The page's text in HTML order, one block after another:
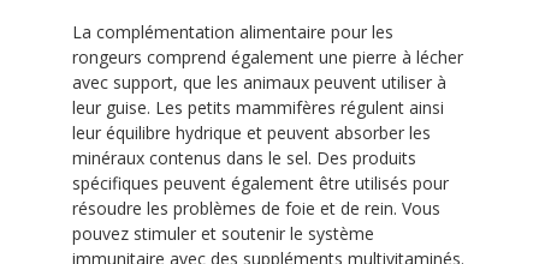
La complémentation alimentaire pour les
rongeurs comprend également une pierre à lécher
avec support, que les animaux peuvent utiliser à
leur guise. Les petits mammifères régulent ainsi
leur équilibre hydrique et peuvent absorber les
minéraux contenus dans le sel. Des produits
spécifiques peuvent également être utilisés pour
résoudre les problèmes de foie et de rein. Vous
pouvez stimuler et soutenir le système
immunitaire avec des suppléments multivitaminés.